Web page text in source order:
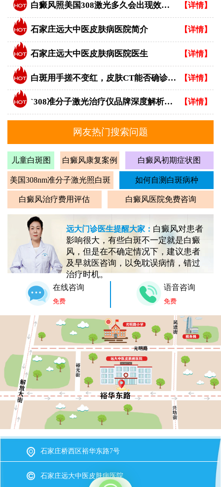
白癜风照美国308激光多久会出现效果？ 【详情】
石家庄远大中医皮肤病医院简介 【详情】
石家庄远大中医皮肤病医院医生 【详情】
白斑用手搓不变红，皮肤CT能否确诊白癜风？ 【详情】
`308准分子激光治疗仪品牌深度解析：专业视角下的优选指南` 【详情】
网友热门搜索问题
儿童白斑图 白癜风康复案例 白癜风初期症状图
美国308nm准分子激光照白斑 如何自测白斑病种
白癜风治疗费用评估 白癜风医院免费咨询
远大门诊医生提醒大家： 白癜风对患者
影响很大，有些白斑不一定就是白癜
风，但是在不确定情况下，建议患者
及早就医咨询，以免耽误病情，错过
治疗时机。
在线咨询
免费
语音咨询
免费
石家庄桥西区裕华东路7号
石家庄远大中医皮肤病医院